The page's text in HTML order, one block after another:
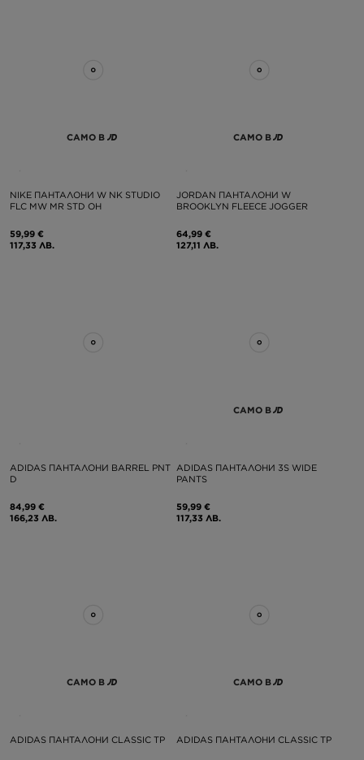
САМО В
NIKE ПАНТАЛОНИ W NK STUDIO
FLC MW MR STD OH
59,99 €
117,33 ЛВ.
САМО В
JORDAN ПАНТАЛОНИ W
BROOKLYN FLEECE JOGGER
64,99 €
127,11 ЛВ.
ADIDAS ПАНТАЛОНИ BARREL PNT
D
84,99 €
166,23 ЛВ.
САМО В
ADIDAS ПАНТАЛОНИ 3S WIDE
PANTS
59,99 €
117,33 ЛВ.
САМО В
ADIDAS ПАНТАЛОНИ CLASSIC TP
САМО В
ADIDAS ПАНТАЛОНИ CLASSIC TP